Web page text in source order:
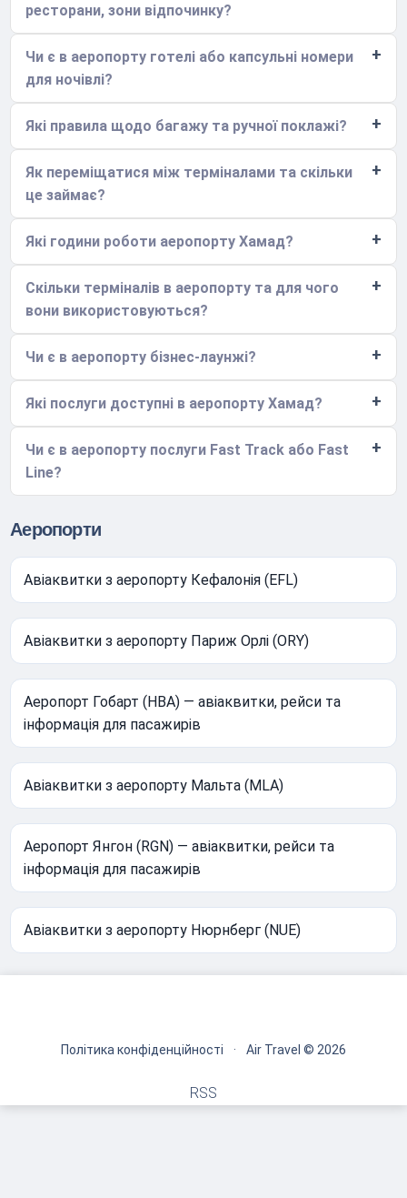
ресторани, зони відпочинку?
Чи є в аеропорту готелі або капсульні номери
для ночівлі?
Які правила щодо багажу та ручної поклажі?
Як переміщатися між терміналами та скільки
це займає?
Які години роботи аеропорту Хамад?
Скільки терміналів в аеропорту та для чого
вони використовуються?
Чи є в аеропорту бізнес-лаунжі?
Які послуги доступні в аеропорту Хамад?
Чи є в аеропорту послуги Fast Track або Fast
Line?
Аеропорти
Авіаквитки з аеропорту Кефалонія (EFL)
Авіаквитки з аеропорту Париж Орлі (ORY)
Аеропорт Гобарт (HBA) — авіаквитки, рейси та
інформація для пасажирів
Авіаквитки з аеропорту Мальта (MLA)
Аеропорт Янгон (RGN) — авіаквитки, рейси та
інформація для пасажирів
Авіаквитки з аеропорту Нюрнберг (NUE)
Політика конфіденційності · Air Travel © 2026
RSS